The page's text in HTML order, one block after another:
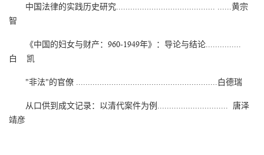
中国法律的实践历史研究.......................................... ......黄宗
智
《中国的妇女与财产：960-1949年》：导论与结论...............
白 凯
"非法"的官僚 ............................................................白德瑞
从口供到成文记录：以清代案件为例.............................. 唐泽
靖彦